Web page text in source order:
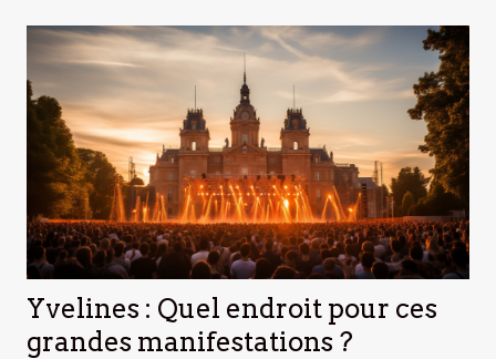
Yvelines : Quel endroit pour ces
grandes manifestations ?